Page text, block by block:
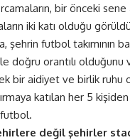
bir önceki
iki katı olduğu
şehrin futbol takımının
ile doğru orantılı
bir aidiyet ve birlik ruhu
katılan her 5 kişiden
değil şehirler